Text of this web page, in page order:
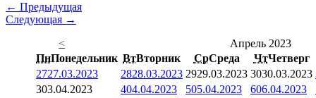
← Предыдущая
Следующая →
<
Апрель 2023
ПнПонедельник ВтВторник СрСреда ЧтЧетверг
2727.03.2023 2828.03.2023 2929.03.2023 3030.03.2023
303.04.2023 404.04.2023 505.04.2023 606.04.2023